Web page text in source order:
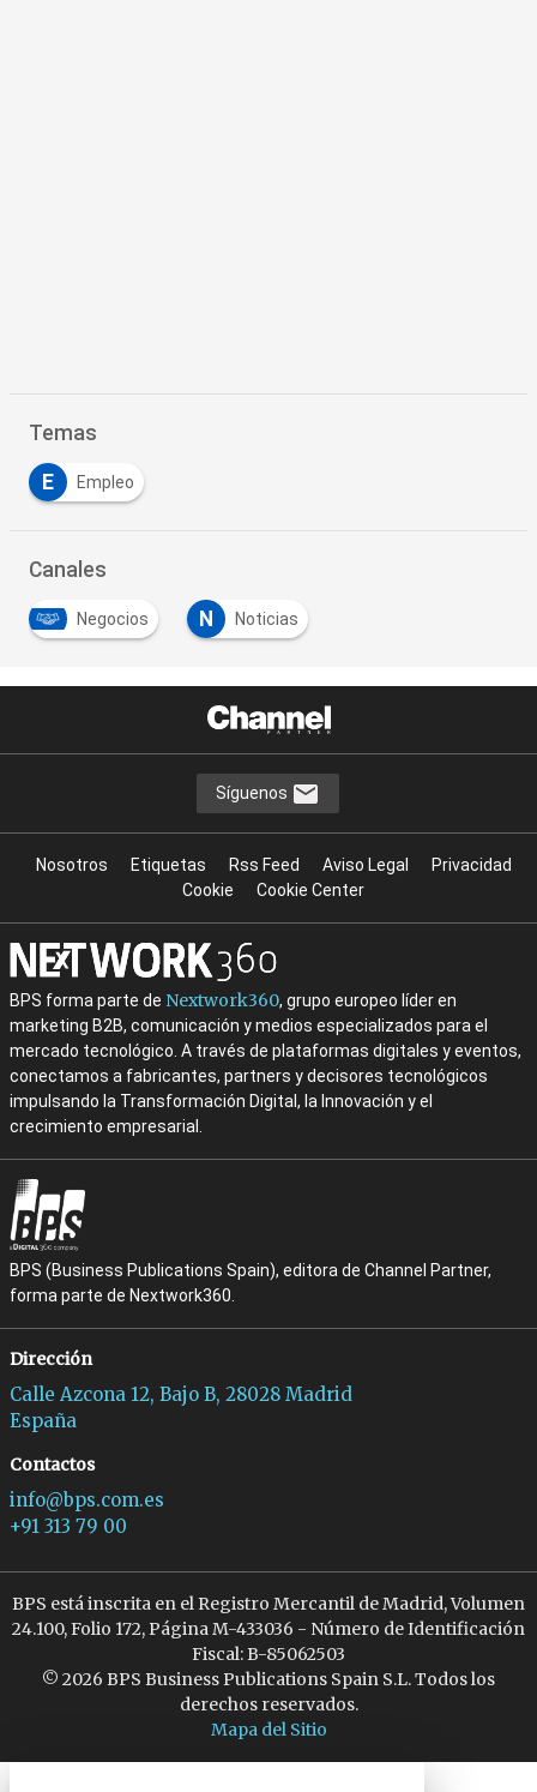
Temas
E Empleo
Canales
Negocios N Noticias
Síguenos
Nosotros Etiquetas Rss Feed Aviso Legal
Privacidad
Cookie
Cookie Center
BPS forma parte de Nextwork360, grupo europeo líder en
marketing B2B, comunicación y medios especializados para el
mercado tecnológico. A través de plataformas digitales y eventos,
conectamos a fabricantes, partners y decisores tecnológicos
impulsando la Transformación Digital, la Innovación y el
crecimiento empresarial.
BPS (Business Publications Spain), editora de Channel Partner,
forma parte de Nextwork360.
Dirección
Calle Azcona 12, Bajo B, 28028 Madrid
España
Contactos
info@bps.com.es
+91 313 79 00
BPS está inscrita en el Registro Mercantil de Madrid, Volumen
24.100, Folio 172, Página M-433036 - Número de Identificación
Fiscal: B-85062503
© 2026 BPS Business Publications Spain S.L. Todos los
derechos reservados.
Mapa del Sitio